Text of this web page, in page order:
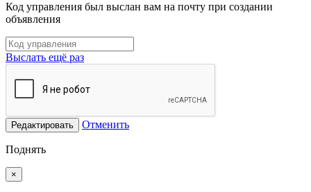
Код управления был выслан вам на почту при создании
объявления
Выслать ещё раз
Редактировать Отменить
Поднять
×